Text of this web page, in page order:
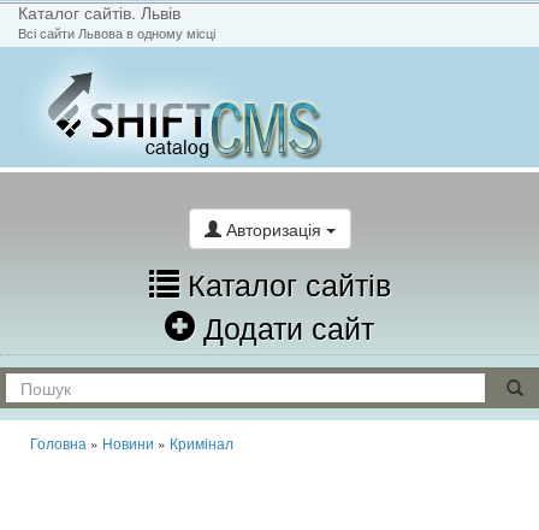
Каталог сайтів. Львів
Всі сайти Львова в одному місці
Авторизація
Каталог сайтів
Додати сайт
Головна » Новини » Кримінал